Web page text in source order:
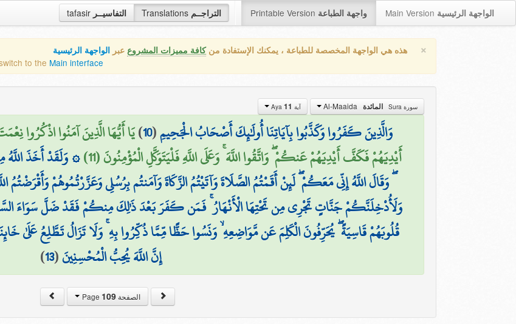
tafasir التفاسيــر Translations التراجــم Printable Version واجهة الطباعة Main Version الواجهة الرئيسية
× هذه هي الواجهة المخصصة للطباعة ، يمكنك الإستفادة منكافة مميزات المشروع عبر الواجهة الرئيسية
to the Main interface
سورة Sura المائدة آية Aya 11
وَالَّذِينَ كَفَرُوا وَكَذَّبُوا بِآيَاتِنَا أُولَٰئِكَ أَصْحَابُ الْجَحِيمِ(
10
)يَا أَيُّهَا الَّذِينَ آمَنُوا اذْكُرُوا
أَيْدِيَهُمْ فَكَفَّ أَيْدِيَهُمْ عَنكُمْ ۖ وَاتَّقُوا اللَّهَ ۚ وَعَلَى اللَّهِ فَلْيَتَوَكَّلِ الْمُؤْمِنُونَ (11) ۞ وَلَقَدْ أَخَذَ اللَّهُ
وَقَالَ اللَّهُ إِنِّي مَعَكُمْ ۖ لَئِنْ أَقَمْتُمُ الصَّلَاةَ وَآتَيْتُمُ الزَّكَاةَ وَآمَنتُم بِرُسُلِي وَعَزَّرْتُمُوهُمْ
وَلَأُدْخِلَنَّكُمْ جَنَّاتٍ تَجْرِي مِن تَحْتِهَا الْأَنْهَارُ ۚ فَمَن كَفَرَ بَعْدَ ذَٰلِكَ مِنكُمْ فَقَدْ ضَلَّ سَوَاءَ
قُلُوبَهُمْ قَاسِيَةً ۖ يُحَرِّفُونَ الْكَلِمَ عَن مَّوَاضِعِهِ ۙ وَنَسُوا حَظًّا مِّمَّا ذُكِّرُوا بِهِ ۚ وَلَا تَزَالُ تَطَّلِعُ عَلَىٰ
إِنَّ اللَّهَ يُحِبُّ الْمُحْسِنِينَ(
13
)
الصفحة Page109